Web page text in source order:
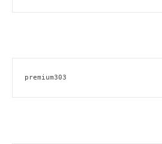
premium303